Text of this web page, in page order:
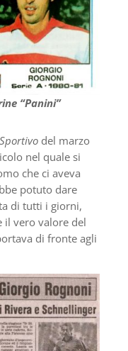
“Panini”
del marzo
nel quale si
che ci aveva
potuto dare
di tutti i giorni,
il vero valore del
di fronte agli